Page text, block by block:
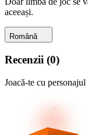
aceeași.
Română
Recenzii (0)
Joacă-te cu